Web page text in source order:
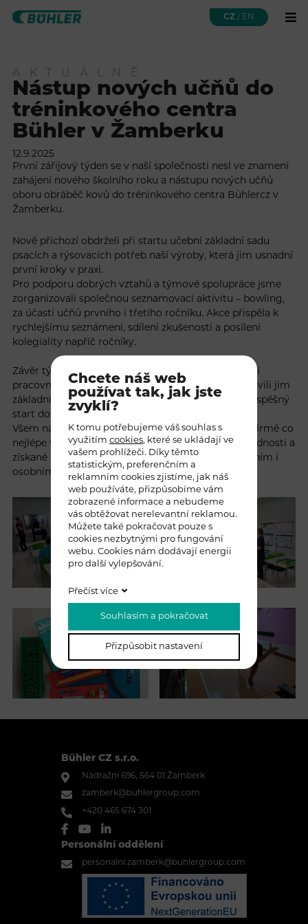
CZ / EN
AKTUÁLNĚ
Nástup nových učňů do
tréninkového centra
Bühler v Žamberku
12.9.2025
První zářijový týden se v naší společnosti nesl ve znamení
zahájení nového školního roku a nástupu nových učňů
oboru obráběč kovů do tréninkového centra Bühlerczv
Žamberku.
Nově příchozí obdrželi při startu učební základní sadu
psacích a rýsovacích potřeb naší výroby, která jim usnadní
první kroky v praxi.
Pro podporu dobrých vztahů a týmové spolupráce jsme
zorganizovali společnou seznamovací aktivitu – bowling,
za účasti učňů prvního i třetího ročníku. Akce přispěla k
rychlejšímu seznámení, sdílení zkušeností a posílení
kolegiality napříč ročníky.
Závěr týdne patřil setkání s vedením firmy. Vedoucí
pracovníci přišli nové učně osobně přivítat, představili jim
základní principy fungování společnosti a popřáli úspěšný
start do odborné přípravy.
Všem našim učňům přejeme, aby čas strávený ve firmě co
nejlépe využili, rozvíjeli své technické i měkké dovednosti a
získané zkušenosti uplatnili ve svém dalším profesním i
osobním životě.
Bühler CZ s.r.o.
Nádražní 696, 564 01 Žamberk
zamberk@buhlergroup.com
+420 465 674 301
Personální oddělení
personalni.zamberk@buhlergroup.com
Chcete náš web
používat tak, jak jste
zvyklí?
K tomu potřebujeme váš souhlas s
využitím cookies, které se ukládají ve
vašem prohlížeči. Díky těmto
statistickým, preferenčním a
reklamním cookies zjistíme, jak náš
web používáte, přizpůsobíme vám
zobrazené informace a nebudeme
vás obtěžovat nerelevantní reklamou.
Můžete také pokračovat pouze s
cookies nezbytnými pro fungování
webu. Cookies nám dodávají energii
pro další vylepšování.
Přečíst více
Souhlasím a pokračovat
Přizpůsobit nastavení